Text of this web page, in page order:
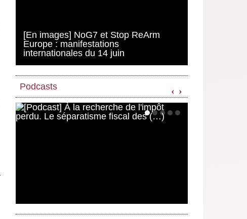
[En images] NoG7 et Stop ReArm
Europe : manifestations
internationales du 14 juin
Podcasts ‹ ›